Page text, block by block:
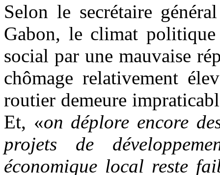
Selon le secrétaire
Gabon, le climat
social par une mauvaise
chômage relativement
routier demeure
Et, «on déplore encore
projets de
économique local reste